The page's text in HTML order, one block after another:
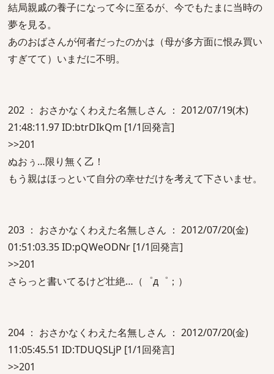
結局親戚の養子になって今に至るが、今でもたまに当時の
夢を見る。
あのおばさんが何者だったのかは（母が多方面に恨み買い
すぎてて）いまだに不明。
202 ： おさかなくわえた名無しさん ： 2012/07/19(木)
21:48:11.97 ID:btrDIkQm [1/1回発言]
>>201
ぬおぅ…限り無く乙！
もう親はほっといて自分の幸せだけを考えて下さいませ。
203 ： おさかなくわえた名無しさん ： 2012/07/20(金)
01:51:03.35 ID:pQWeODNr [1/1回発言]
>>201
さらっと書いてるけど壮絶…（゜д゜；）
204 ： おさかなくわえた名無しさん ： 2012/07/20(金)
11:05:45.51 ID:TDUQSLjP [1/1回発言]
>>201